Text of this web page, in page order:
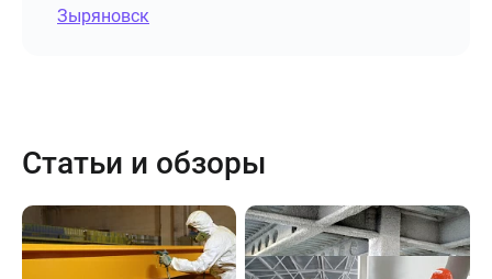
Зыряновск
Статьи и обзоры